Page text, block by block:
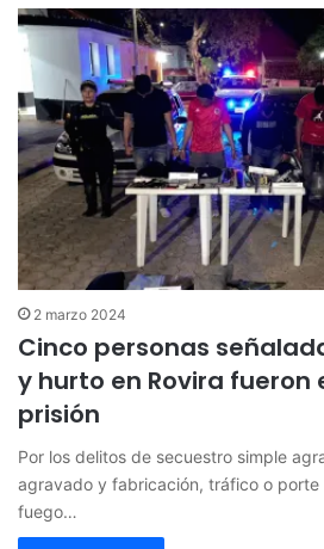
2 marzo 2024
Cinco personas
y hurto en Rovira fueron
prisión
Por los delitos de secuestro simple
agravado y fabricación, tráfico o porte
fuego…